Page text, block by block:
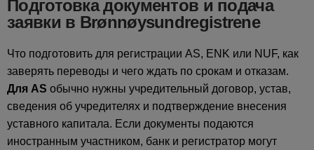
Подготовка документов и подача
заявки в Brønnøysundregistrene
Что подготовить для регистрации AS, ENK или NUF, как
заверять переводы и чего ждать по срокам и отказам.
Для AS обычно нужны учредительный договор, устав,
сведения об учредителях и подтверждение внесения
уставного капитала. Если документы подаются
иностранным участником, банк и регистратор могут